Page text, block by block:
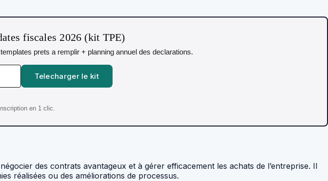
fiscales 2026 (kit TPE)
prets a remplir + planning annuel des declarations.
Telecharger le kit
en 1 clic.
des contrats avantageux et à gérer efficacement les achats de l’entreprise. Il
réalisées ou des améliorations de processus.